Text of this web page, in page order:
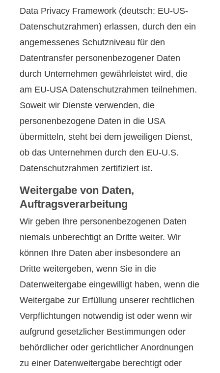
Data Privacy Framework (deutsch: EU-US-
Datenschutzrahmen) erlassen, durch den ein
angemessenes Schutzniveau für den
Datentransfer personenbezogener Daten
durch Unternehmen gewährleistet wird, die
am EU-USA Datenschutzrahmen teilnehmen.
Soweit wir Dienste verwenden, die
personenbezogene Daten in die USA
übermitteln, steht bei dem jeweiligen Dienst,
ob das Unternehmen durch den EU-U.S.
Datenschutzrahmen zertifiziert ist.
Weitergabe von Daten,
Auftragsverarbeitung
Wir geben Ihre personenbezogenen Daten
niemals unberechtigt an Dritte weiter. Wir
können Ihre Daten aber insbesondere an
Dritte weitergeben, wenn Sie in die
Datenweitergabe eingewilligt haben, wenn die
Weitergabe zur Erfüllung unserer rechtlichen
Verpflichtungen notwendig ist oder wenn wir
aufgrund gesetzlicher Bestimmungen oder
behördlicher oder gerichtlicher Anordnungen
zu einer Datenweitergabe berechtigt oder